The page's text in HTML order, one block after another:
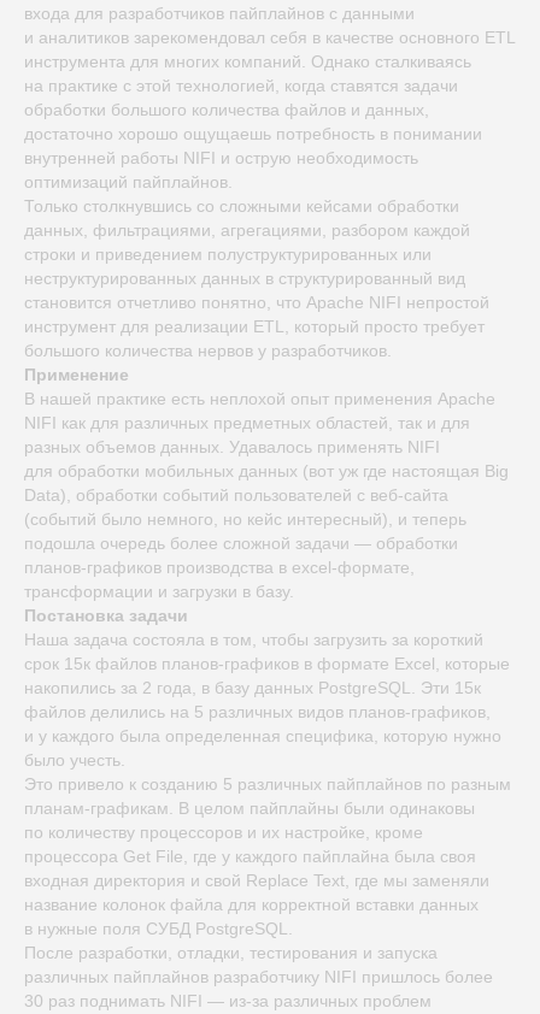
входа для разработчиков пайплайнов с данными
и аналитиков зарекомендовал себя в качестве основного ETL
инструмента для многих компаний. Однако сталкиваясь
на практике с этой технологией, когда ставятся задачи
обработки большого количества файлов и данных,
достаточно хорошо ощущаешь потребность в понимании
внутренней работы NIFI и острую необходимость
оптимизаций пайплайнов.
Только столкнувшись со сложными кейсами обработки
данных, фильтрациями, агрегациями, разбором каждой
строки и приведением полуструктурированных или
неструктурированных данных в структурированный вид
становится отчетливо понятно, что Apache NIFI непростой
инструмент для реализации ETL, который просто требует
большого количества нервов у разработчиков.
Применение
В нашей практике есть неплохой опыт применения Apache
NIFI как для различных предметных областей, так и для
разных объемов данных. Удавалось применять NIFI
для обработки мобильных данных (вот уж где настоящая Big
Data), обработки событий пользователей с веб-сайта
(событий было немного, но кейс интересный), и теперь
подошла очередь более сложной задачи — обработки
планов-графиков производства в excel-формате,
трансформации и загрузки в базу.
Постановка задачи
Наша задача состояла в том, чтобы загрузить за короткий
срок 15к файлов планов-графиков в формате Excel, которые
накопились за 2 года, в базу данных PostgreSQL. Эти 15к
файлов делились на 5 различных видов планов-графиков,
и у каждого была определенная специфика, которую нужно
было учесть.
Это привело к созданию 5 различных пайплайнов по разным
планам-графикам. В целом пайплайны были одинаковы
по количеству процессоров и их настройке, кроме
процессора Get File, где у каждого пайплайна была своя
входная директория и свой Replace Text, где мы заменяли
название колонок файла для корректной вставки данных
в нужные поля СУБД PostgreSQL.
После разработки, отладки, тестирования и запуска
различных пайплайнов разработчику NIFI пришлось более
30 раз поднимать NIFI — из-за различных проблем